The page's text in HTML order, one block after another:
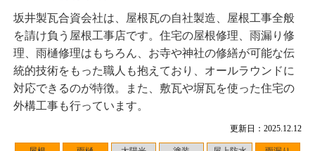
更新日：2025.12.12
坂井製瓦合資会社は、屋根瓦の自社製造、屋根工事全般
を請け負う屋根工事店です。住宅の屋根修理、雨漏り修
理、雨樋修理はもちろん、お寺や神社の修繕が可能な伝
統的技術をもった職人も抱えており、オールラウンドに
対応できるのが特徴。また、敷瓦や塀瓦を使った住宅の
外構工事も行っています。